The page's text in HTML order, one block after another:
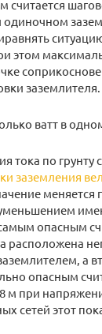
считается
этом
заземлителя.
ватт в
тока по грунту
заземления
меняется
опасным
расположена
а
опасным
м при
сетей этот